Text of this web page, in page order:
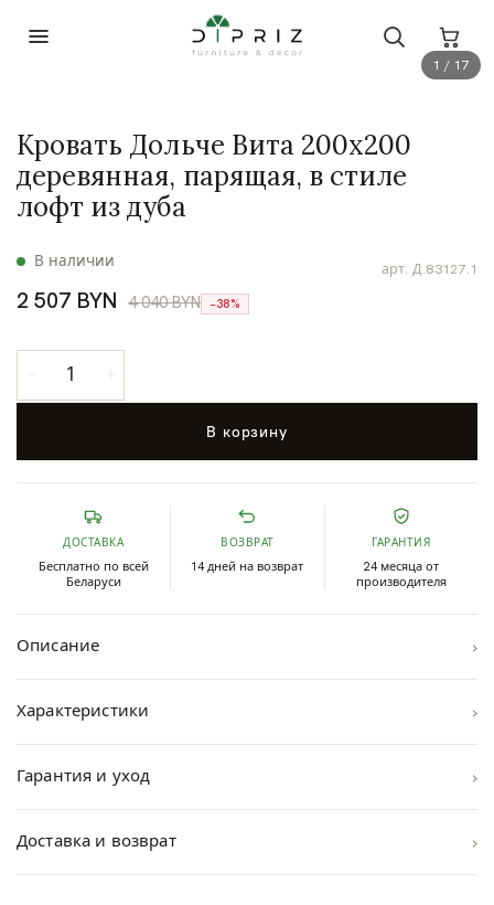
1 / 17
арт. Д.83127.1
В наличии
Кровать Дольче Вита 200х200
деревянная, парящая, в стиле
лофт из дуба
2 507 BYN 4 040 BYN −38%
В корзину
ДОСТАВКА
Бесплатно по всей
Беларуси
ВОЗВРАТ
14 дней на возврат
ГАРАНТИЯ
24 месяца от
производителя
Описание ›
Характеристики ›
Гарантия и уход ›
Доставка и возврат ›